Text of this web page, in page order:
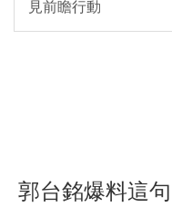
見前瞻行動
郭台銘爆料這